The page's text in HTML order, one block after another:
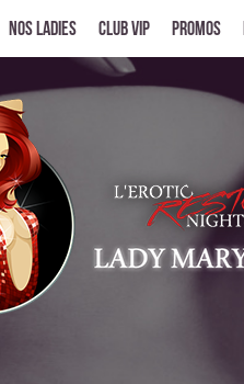
Nos ladies Club VIP Promos